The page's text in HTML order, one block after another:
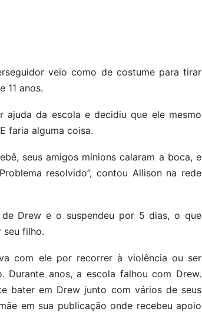
veio como de costume para tirar
11 anos.
ajuda da escola e decidiu que ele mesmo
faria alguma coisa.
seus amigos minions calaram a boca, e
resolvido”, contou Allison na rede
Drew e o suspendeu por 5 dias, o que
seu filho.
com ele por recorrer à violência ou ser
Durante anos, a escola falhou com Drew.
bater em Drew junto com vários de seus
em sua publicação onde recebeu apoio